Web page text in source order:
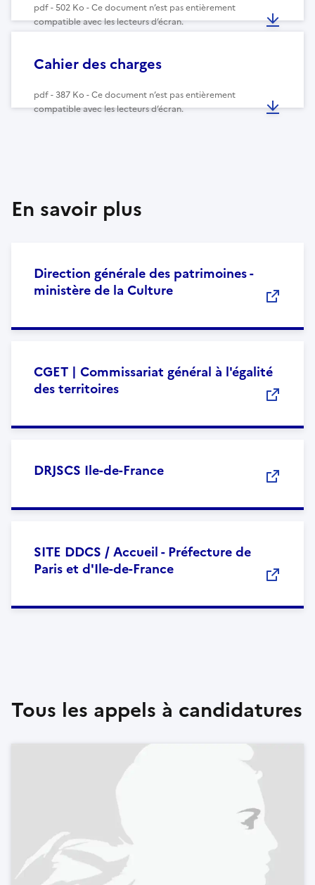
pdf - 502 Ko - Ce document n’est pas entièrement
compatible avec les lecteurs d’écran.
Cahier des charges
pdf - 387 Ko - Ce document n’est pas entièrement
compatible avec les lecteurs d’écran.
En savoir plus
Direction générale des patrimoines -
ministère de la Culture
CGET | Commissariat général à l'égalité
des territoires
DRJSCS Ile-de-France
SITE DDCS / Accueil - Préfecture de
Paris et d'Ile-de-France
Tous les appels à candidatures